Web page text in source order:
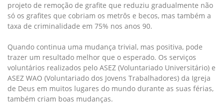
projeto de remoção de grafite que reduziu gradualmente não
só os grafites que cobriam os metrôs e becos, mas também a
taxa de criminalidade em 75% nos anos 90.
Quando continua uma mudança trivial, mas positiva, pode
trazer um resultado melhor que o esperado. Os serviços
voluntários realizados pelo ASEZ (Voluntariado Universitário) e
ASEZ WAO (Voluntariado dos Jovens Trabalhadores) da Igreja
de Deus em muitos lugares do mundo durante as suas férias,
também criam boas mudanças.